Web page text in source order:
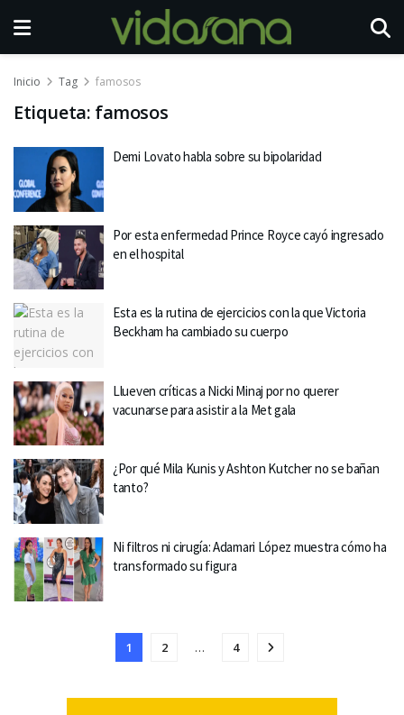
Inicio Tag famosos
Etiqueta: famosos
Demi Lovato habla sobre su bipolaridad
Por esta enfermedad Prince Royce cayó ingresado
en el hospital
Esta es la rutina de ejercicios con la que Victoria
Beckham ha cambiado su cuerpo
Llueven críticas a Nicki Minaj por no querer
vacunarse para asistir a la Met gala
¿Por qué Mila Kunis y Ashton Kutcher no se bañan
tanto?
Ni filtros ni cirugía: Adamari López muestra cómo ha
transformado su figura
1 2 … 4